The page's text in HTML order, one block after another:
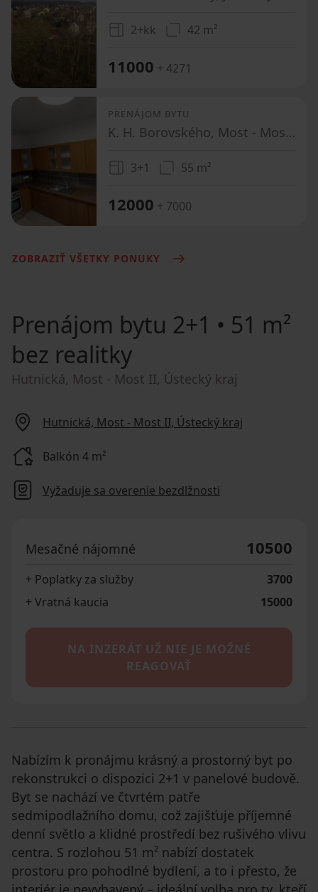
2+kk 42 m²
11000 + 4271
PRENÁJOM BYTU
K. H. Borovského, Most - Most II, Ústecký kraj
3+1 55 m²
12000 + 7000
ZOBRAZIŤ VŠETKY PONUKY
Prenájom bytu 2+1 • 51 m²
bez realitky
Hutnická, Most - Most II, Ústecký kraj
Hutnická, Most - Most II, Ústecký kraj
Balkón 4 m²
Vyžaduje sa overenie bezdlžnosti
Mesačné nájomné 10500
+ Poplatky za služby
3700
+ Vratná kaucia
15000
NA INZERÁT UŽ NIE JE MOŽNÉ
REAGOVAŤ
Nabízím k pronájmu krásný a prostorný byt po
rekonstrukci o dispozici 2+1 v panelové budově.
Byt se nachází ve čtvrtém patře
sedmipodlažního domu, což zajišťuje příjemné
denní světlo a klidné prostředí bez rušivého vlivu
centra. S rozlohou 51 m² nabízí dostatek
prostoru pro pohodlné bydlení, a to i přesto, že